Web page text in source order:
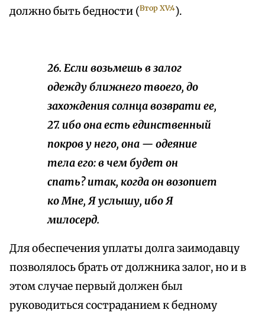
должно быть бедности (Втор XV:4).
26. Если возьмешь в залог
одежду ближнего твоего, до
захождения солнца возврати ее,
27. ибо она есть единственный
покров у него, она — одеяние
тела его: в чем будет он
спать? итак, когда он возопиет
ко Мне, Я услышу, ибо Я
милосерд.
Для обеспечения уплаты долга заимодавцу
позволялось брать от должника залог, но и в
этом случае первый должен был
руководиться состраданием к бедному